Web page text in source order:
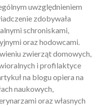
uwzględnieniem
zdobywała
schroniskami,
oraz hodowcami.
zwierząt domowych,
i profilaktyce
na blogu opiera na
naukowych,
oraz własnych